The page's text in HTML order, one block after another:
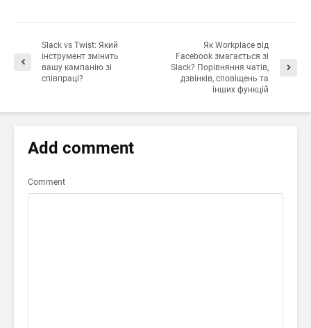
Slack vs Twist: Який
інструмент змінить
вашу кампанію зі
співпраці?
Як Workplace від
Facebook змагається зі
Slack? Порівняння чатів,
дзвінків, сповіщень та
інших функцій
Add comment
Comment